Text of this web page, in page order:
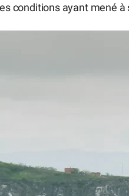
conditions ayant mené